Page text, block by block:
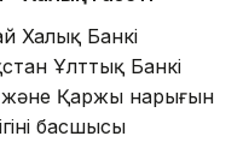
Халық Банкі
Ұлттық Банкі
және Қаржы нарығын
басшысы